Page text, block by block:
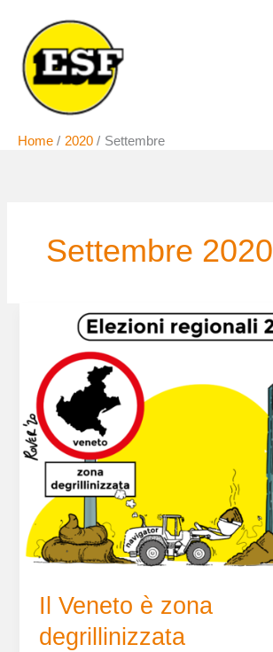
contenuto
Home 2020 Settembre
Settembre 2020
Il Veneto è zona
degrillinizzata
Veneto
zona
degrillinizzata